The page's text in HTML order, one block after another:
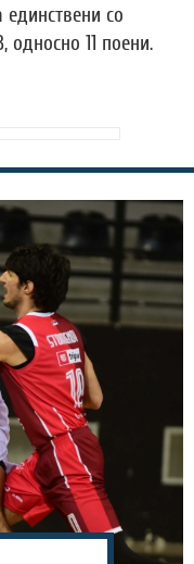
со
односно 11 поени.